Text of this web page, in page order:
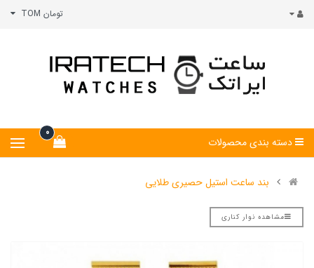
تومان TOM
0
دسته بندی محصولات
بند ساعت استیل حصیری طلایی
مشاهده نوار کناری